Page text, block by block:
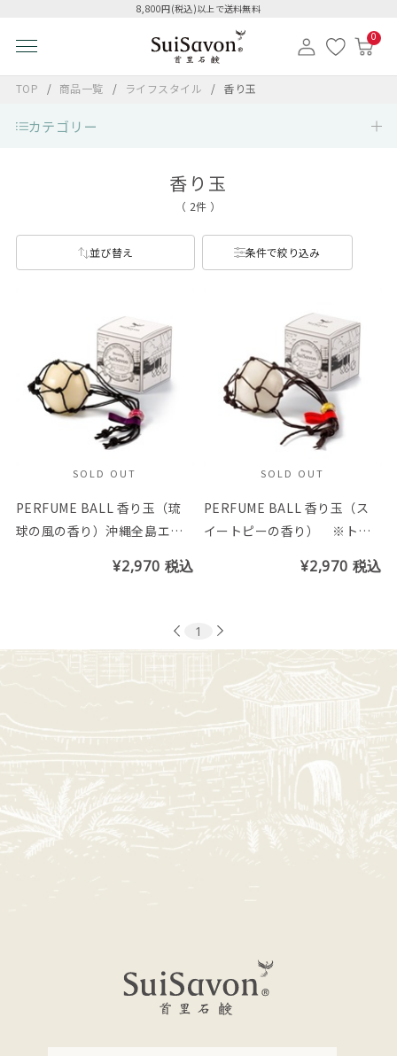
8,800円(税込)以上で送料無料
0
TOP 商品一覧 ライフスタイル 香り玉
カテゴリー
香り玉
（ 2件 ）
並び替え 条件で絞り込み
SOLD OUT
PERFUME BALL 香り玉（琉
球の風の香り）沖縄全島エイ
ボ玉の色はお選び頂けません
¥2,970 税込
SOLD OUT
PERFUME BALL 香り玉（ス
イートピーの香り） ※トン
¥2,970 税込
1